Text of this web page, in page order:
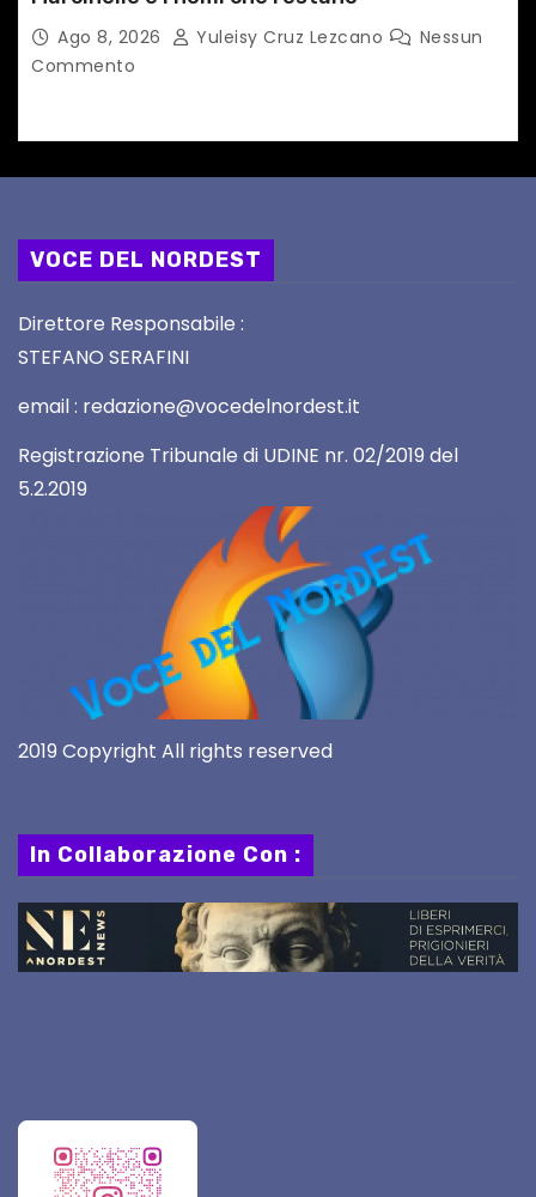
Ago 8, 2026 Yuleisy Cruz Lezcano
Nessun
Commento
VOCE DEL NORDEST
Direttore Responsabile :
STEFANO SERAFINI
email : redazione@vocedelnordest.it
Registrazione Tribunale di UDINE nr. 02/2019 del
5.2.2019
2019 Copyright All rights reserved
In Collaborazione Con :